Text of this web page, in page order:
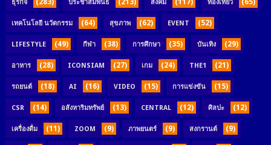
ธุรกิจ (283) ประชาสัมพันธ์ (213) สังคม (117) ท่องเที่ยว (65)
เทคโนโลยี นวัตกรรม (64) สุขภาพ (62) EVENT (52)
LIFESTYLE (49) กีฬา (38) การศึกษา (35) บันเทิง (29)
อาหาร (28) ICONSIAM (27) เกม (24) THE1 (21)
รถยนต์ (18) AI (16) VIDEO (15) การแข่งขัน (15)
CSR (14) อสังหาริมทรัพย์ (13) CENTRAL (12) ศิลปะ (12)
เครื่องดื่ม (11) ZOOM (9) ภาพยนตร์ (9) สงกรานต์ (9)